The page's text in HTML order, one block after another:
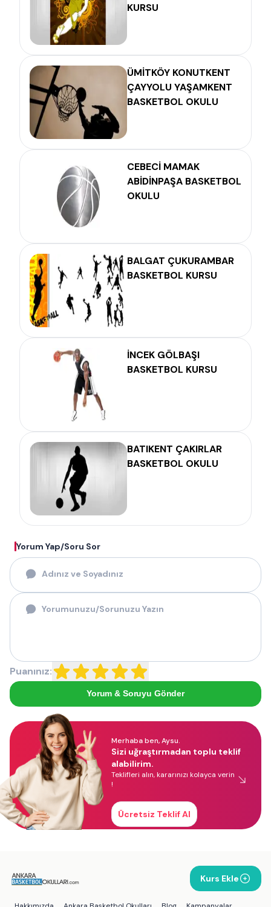
KURSU
ÜMİTKÖY KONUTKENT
ÇAYYOLU YAŞAMKENT
BASKETBOL OKULU
CEBECİ MAMAK
ABİDİNPAŞA BASKETBOL
OKULU
BALGAT ÇUKURAMBAR
BASKETBOL KURSU
İNCEK GÖLBAŞI
BASKETBOL KURSU
BATIKENT ÇAKIRLAR
BASKETBOL OKULU
Yorum Yap/Soru Sor
Puanınız:
Yorum & Soruyu Gönder
Merhaba ben, Aysu.
Sizi uğraştırmadan toplu teklif
alabilirim.
Teklifleri alın, kararınızı kolayca verin
!
Ücretsiz Teklif Al
Kurs Ekle